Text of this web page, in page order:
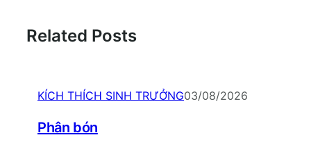
Related Posts
KÍCH THÍCH SINH TRƯỞNG03/08/2026
Phân bón